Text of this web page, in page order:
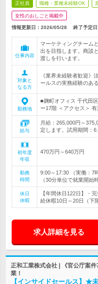
正社員 職種・業種未経験OK
女性のおしごと掲載中
情報更新日：2026/05/28 終了予定日
仕事内容
マーケティングチーム
出を目指します。商談
渡しを行います。
対象と
なる方
《業界未経験者歓迎
ールスの実務経験のあ
勤務地
■麹町オフィス 千代田
ー17階 ＜アクセス＞ 有
給与
月給：265,000円～
定します。試用期間：
初年度
年収
470万円～640万円
勤務
時間
9:00～17:30 （実働：7
（30分単位で就業開始
休日
休暇
【年間休日122日】・
給休暇10日～20日（下
求人詳細を見る
正和工業株式会社 | 《官公庁案
業！
【インサイドセールス】★